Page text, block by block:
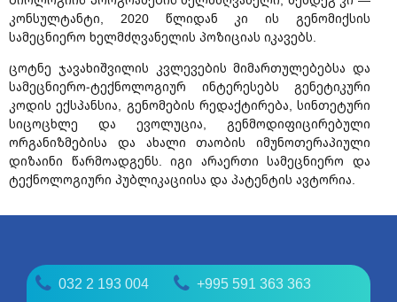
კონსულტანტი, 2020 წლიდან კი ის გენომიქსის
სამეცნიერო ხელმძღვანელის პოზიციას იკავებს.
ცოტნე ჯავახიშვილის კვლევების მიმართულებებსა და
სამეცნიერო-ტექნოლოგიურ ინტერესებს გენეტიკური
კოდის ექსპანსია, გენომების რედაქტირება, სინთეტური
სიცოცხლე და ევოლუცია, გენმოდიფიცირებული
ორგანიზმებისა და ახალი თაობის იმუნოთერაპიული
დიზაინი წარმოადგენს. იგი არაერთი სამეცნიერო და
ტექნოლოგიური პუბლიკაციისა და პატენტის ავტორია.
032 2 193 004 +995 591 363 363